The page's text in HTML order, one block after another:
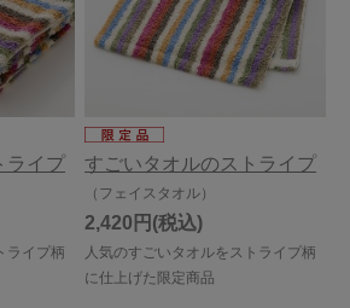
ライプ
ライプ柄
すごいタオルのストライプ
（フェイスタオル）
人気のすごいタオルをストライプ柄
に仕上げた限定商品
2,420円